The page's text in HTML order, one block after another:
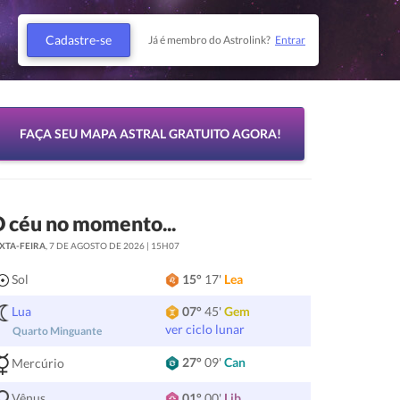
Cadastre-se Já é membro do Astrolink? Entrar
FAÇA SEU MAPA ASTRAL GRATUITO AGORA!
céu no momento...
FEIRA , 7 DE AGOSTO DE 2026 | 15H07
Sol 15° 17' Lea
Lua
Quarto Minguante
07°45'Gem
ver ciclo lunar
Mercúrio 27°09'Can